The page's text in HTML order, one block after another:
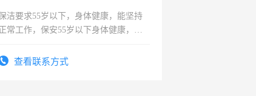
洁要求55岁以下，身体健康，能坚持
正常工作，保安55岁以下身体健康，有
，客服要求45岁以下高中以上文化，
查看联系方式